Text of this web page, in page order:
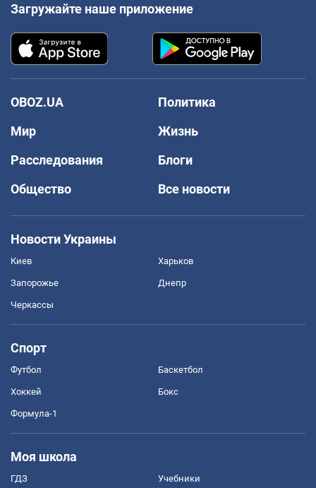
Загружайте наше приложение
OBOZ.UA
Политика
Мир
Жизнь
Расследования
Блоги
Общество
Все новости
Новости Украины
Киев Харьков
Запорожье Днепр
Черкассы
Спорт
Футбол Баскетбол
Хоккей Бокс
Формула-1
Моя школа
ГДЗ Учебники